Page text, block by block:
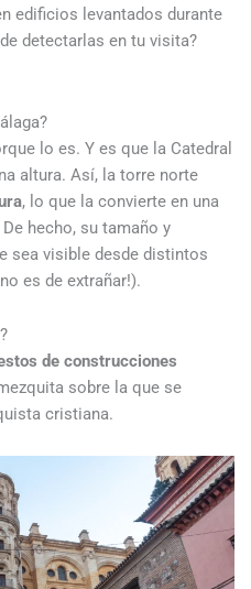
edificios levantados durante
detectarlas en tu visita?
lo es. Y es que la Catedral
altura. Así, la torre norte
, lo que la convierte en una
hecho, su tamaño y
sea visible desde distintos
no es de extrañar!).
de construcciones
sobre la que se
cristiana.